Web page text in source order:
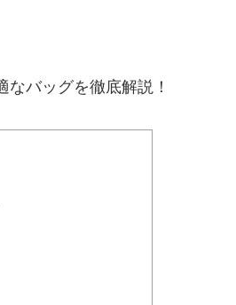
バッグを徹底解説！